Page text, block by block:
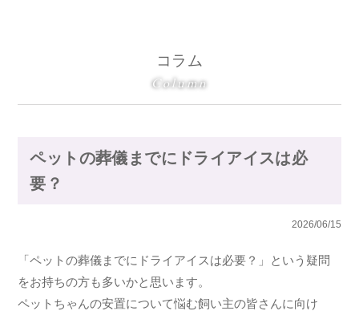
コラム
Column
ペットの葬儀までにドライアイスは必
要？
2026/06/15
「ペットの葬儀までにドライアイスは必要？」という疑問
をお持ちの方も多いかと思います。
ペットちゃんの安置について悩む飼い主の皆さんに向け